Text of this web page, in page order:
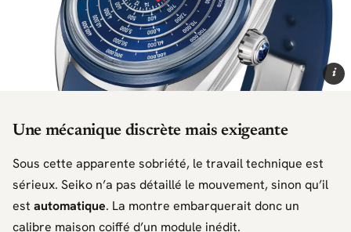
i
Une mécanique discrète mais exigeante
Sous cette apparente sobriété, le travail technique est
sérieux. Seiko n’a pas détaillé le mouvement, sinon qu’il
est automatique. La montre embarquerait donc un
calibre maison coiffé d’un module inédit.